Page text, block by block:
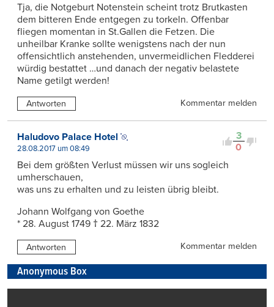
Tja, die Notgeburt Notenstein scheint trotz Brutkasten
dem bitteren Ende entgegen zu torkeln. Offenbar
fliegen momentan in St.Gallen die Fetzen. Die
unheilbar Kranke sollte wenigstens nach der nun
offensichtlich anstehenden, unvermeidlichen Fledderei
würdig bestattet …und danach der negativ belastete
Name getilgt werden!
Antworten Kommentar melden
3
0
Haludovo Palace Hotel
28.08.2017 um 08:49
Bei dem größten Verlust müssen wir uns sogleich
umherschauen,
was uns zu erhalten und zu leisten übrig bleibt.
Johann Wolfgang von Goethe
* 28. August 1749 † 22. März 1832
Antworten Kommentar melden
Anonymous Box